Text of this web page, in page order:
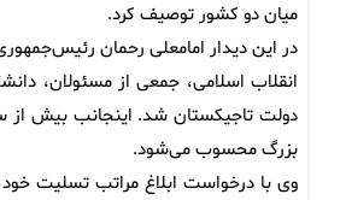
میان دو کشور توصیف کرد.
در این دیدار امامعلی رحمان
انقلاب اسلامی، جمعی از مسئولان،
دولت تاجیکستان شد. اینجانب بیش از
بزرگ محسوب می‌شود.
وی با درخواست ابلاغ مراتب تسلیت